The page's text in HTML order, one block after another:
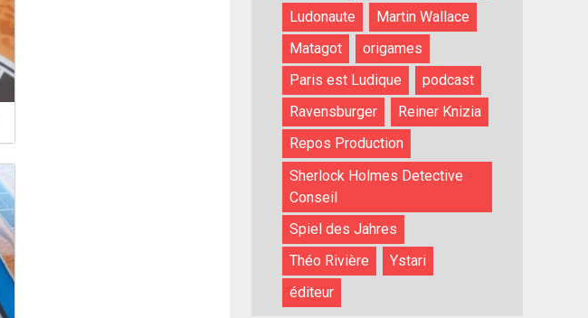
Ludonaute
Martin Wallace
Matagot
origames
Paris est Ludique
podcast
Ravensburger
Reiner Knizia
Repos Production
Sherlock Holmes Detective
Conseil
Spiel des Jahres
Théo Rivière
Ystari
éditeur